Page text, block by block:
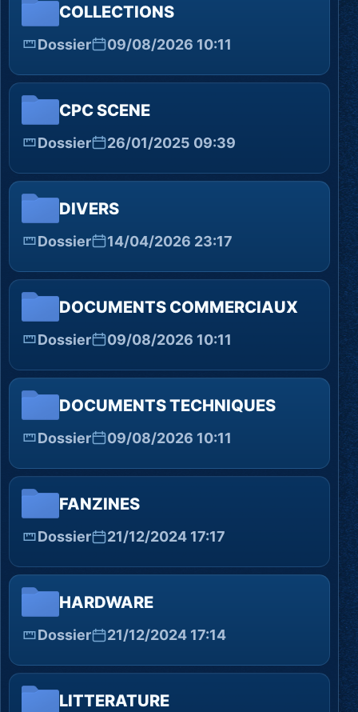
COLLECTIONS
Dossier 09/08/2026 10:11
CPC SCENE
Dossier 26/01/2025 09:39
DIVERS
Dossier 14/04/2026 23:17
DOCUMENTS COMMERCIAUX
Dossier 09/08/2026 10:11
DOCUMENTS TECHNIQUES
Dossier 09/08/2026 10:11
FANZINES
Dossier 21/12/2024 17:17
HARDWARE
Dossier 21/12/2024 17:14
LITTERATURE